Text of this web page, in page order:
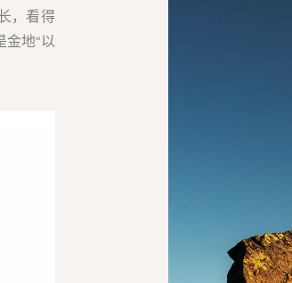
，看得
地“以